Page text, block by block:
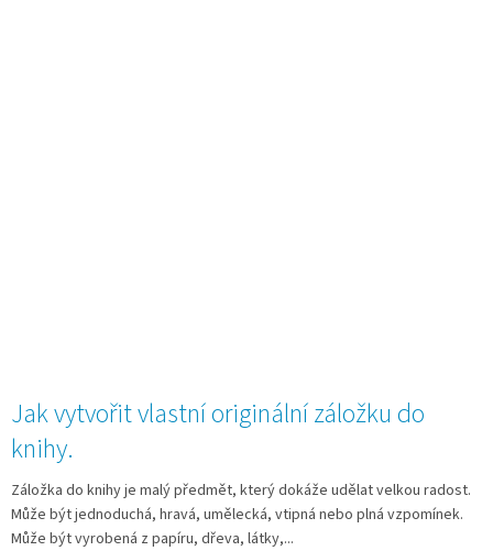
Jak vytvořit vlastní originální záložku do
knihy.
Záložka do knihy je malý předmět, který dokáže udělat velkou radost.
Může být jednoduchá, hravá, umělecká, vtipná nebo plná vzpomínek.
Může být vyrobená z papíru, dřeva, látky,...